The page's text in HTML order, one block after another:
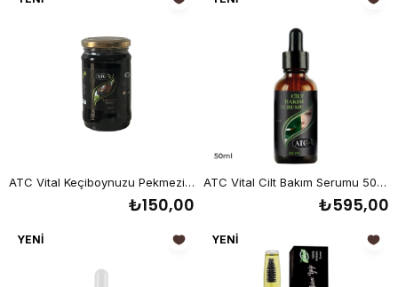
ATC Vital Keçiboynuzu Pekmezi 380 gr
₺150,00
ATC Vital Cilt Bakım Serumu 50 ml
₺595,00
YENI
YENI